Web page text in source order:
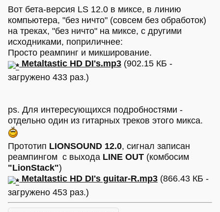
Вот бета-версия LS 12.0 в миксе, в линию
компьютера, "без ничто" (совсем без обработок)
на треках, "без ничто" на миксе, с другими
исходниками, поприличнее:
Просто реампинг и микширование.
Metaltastic HD DI's.mp3 (902.15 КБ -
загружено 433 раз.)
ps. Для интересующихся подробностями -
отдельно один из гитарных треков этого микса.
Прототип LIONSOUND 12.0, сигнал записан
реампингом с выхода LINE OUT (комбосим
"LionStack")
Metaltastic HD DI's guitar-R.mp3 (866.43 КБ -
загружено 453 раз.)